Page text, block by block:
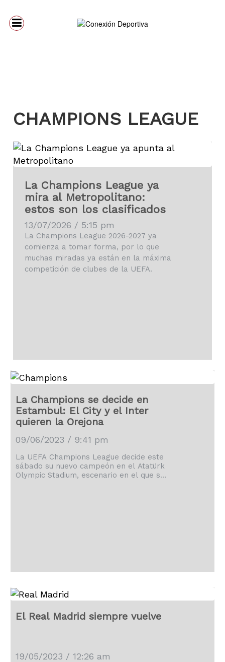
CHAMPIONS LEAGUE
La Champions League ya
mira al Metropolitano:
estos son los clasificados
13/07/2026 / 5:15 pm
La Champions League 2026-2027 ya
comienza a tomar forma, por lo que
muchas miradas ya están en la máxima
competición de clubes de la UEFA.
La Champions se decide en
Estambul: El City y el Inter
quieren la Orejona
09/06/2023 / 9:41 pm
La UEFA Champions League decide este
sábado su nuevo campeón en el Atatürk
Olympic Stadium, escenario en el que se
El Real Madrid siempre vuelve
19/05/2023 / 12:26 am